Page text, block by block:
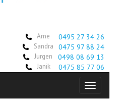
Arne 0495 27 34 26
Sandra 0475 97 88 24
Jurgen 0498 08 69 13
Janik 0475 85 77 06
Toggle